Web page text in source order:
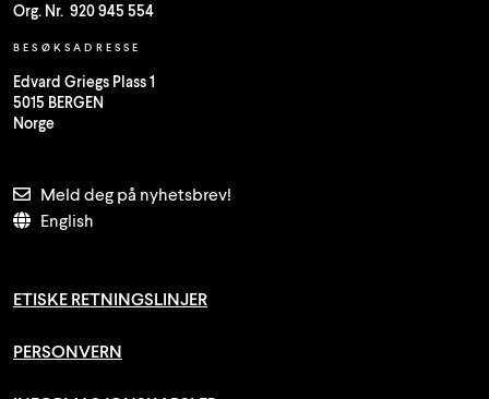
Org. Nr. 920 945 554
BESØKSADRESSE
Edvard Griegs Plass 1
5015 BERGEN
Norge
Meld deg på nyhetsbrev!
English
ETISKE RETNINGSLINJER
PERSONVERN